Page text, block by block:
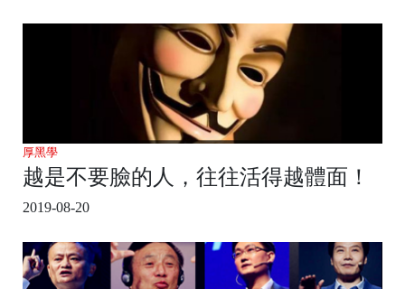
厚黑學
越是不要臉的人，往往活得越體面！
2019-08-20